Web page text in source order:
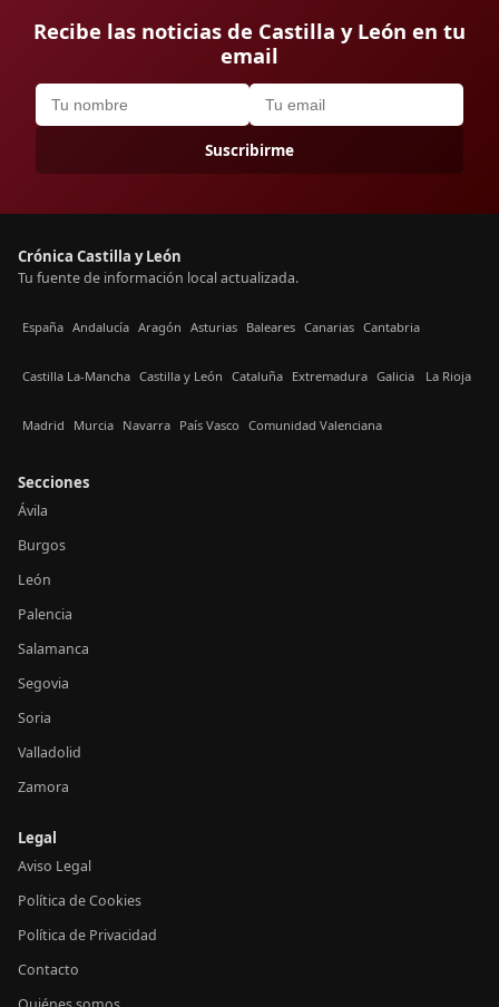
Recibe las noticias de Castilla y León en tu
email
Suscribirme
Crónica Castilla y León
Tu fuente de información local actualizada.
España Andalucía Aragón Asturias Baleares Canarias Cantabria
Castilla La-Mancha Castilla y León Cataluña Extremadura Galicia La Rioja
Madrid Murcia Navarra País Vasco Comunidad Valenciana
Secciones
Ávila
Burgos
León
Palencia
Salamanca
Segovia
Soria
Valladolid
Zamora
Legal
Aviso Legal
Política de Cookies
Política de Privacidad
Contacto